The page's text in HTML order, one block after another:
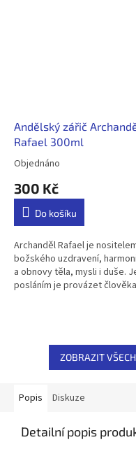
Andělský zářič
Rafael 300ml
Průměrné
produktu
5,0
5
hvězdiček.
Objednáno
300 Kč
Do košíku
Archanděl Rafael je
božského uzdravení,
a obnovy těla, mysli i duše.
posláním je provázet
ZOBRAZIT
Popis Diskuze
Detailní popis